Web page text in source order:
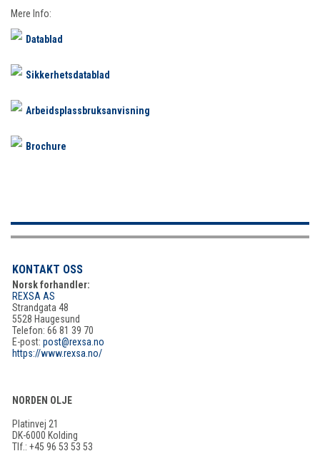
Mere Info:
Datablad
Sikkerhetsdatablad
Arbeidsplassbruksanvisning
Brochure
KONTAKT OSS
Norsk forhandler:
REXSA AS
Strandgata 48
5528 Haugesund
Telefon: 66 81 39 70
E-post: post@rexsa.no
https://www.rexsa.no/
NORDEN OLJE
Platinvej 21
DK-6000 Kolding
Tlf.: +45 96 53 53 53